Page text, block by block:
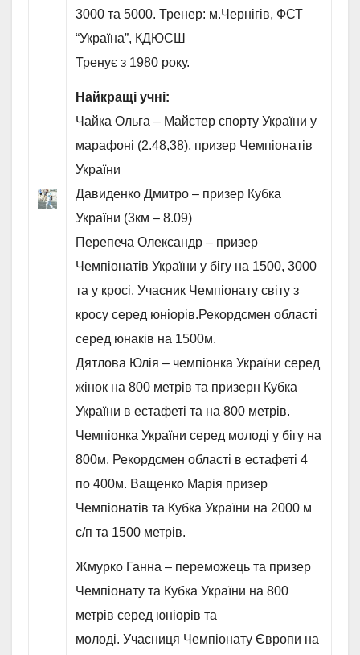
3000 та 5000. Тренер: м.Чернігів, ФСТ
“Україна”, КДЮСШ
Тренує з 1980 року.
Найкращі учні:
Чайка Ольга – Майстер спорту України у
марафоні (2.48,38), призер Чемпіонатів
України
Давиденко Дмитро – призер Кубка
України (3км – 8.09)
Перепеча Олександр – призер
Чемпіонатів України у бігу на 1500, 3000
та у кросі. Учасник Чемпіонату світу з
кросу серед юніорів.Рекордсмен області
серед юнаків на 1500м.
Дятлова Юлія – чемпіонка України серед
жінок на 800 метрів та призерн Кубка
України в естафеті та на 800 метрів.
Чемпіонка України серед молоді у бігу на
800м. Рекордсмен області в естафеті 4
по 400м. Ващенко Марія призер
Чемпіонатів та Кубка України на 2000 м
с/п та 1500 метрів.
Жмурко Ганна – переможець та призер
Чемпіонату та Кубка України на 800
метрів серед юніорів та
молоді. Учасниця Чемпіонату Європи на